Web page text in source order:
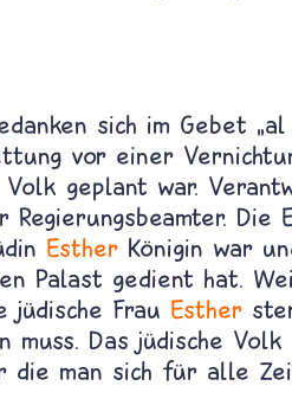
sich im Gebet „al
vor einer
Volk geplant war.
Die
Esther Königin war
Palast gedient hat.
jüdische Frau Esther
muss. Das jüdische Volk
die man sich für alle